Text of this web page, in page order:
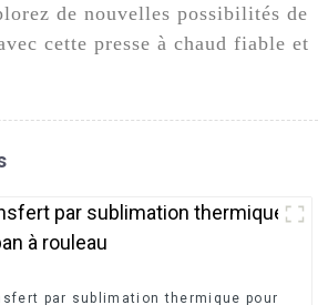
de nouvelles possibilités de
cette presse à chaud fiable et
par sublimation thermique pour